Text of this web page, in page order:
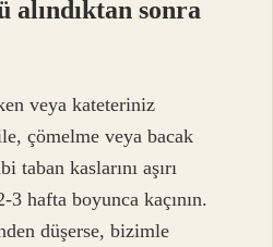
alındıktan sonra
veya kateteriniz
çömelme veya bacak
taban kaslarını aşırı
3 hafta boyunca kaçının.
düşerse, bizimle